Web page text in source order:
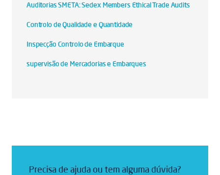
Auditorias SMETA: Sedex Members Ethical Trade Audits
Controlo de Qualidade e Quantidade
Inspecção Controlo de Embarque
supervisão de Mercadorias e Embarques
Precisa de ajuda ou tem alguma dúvida?